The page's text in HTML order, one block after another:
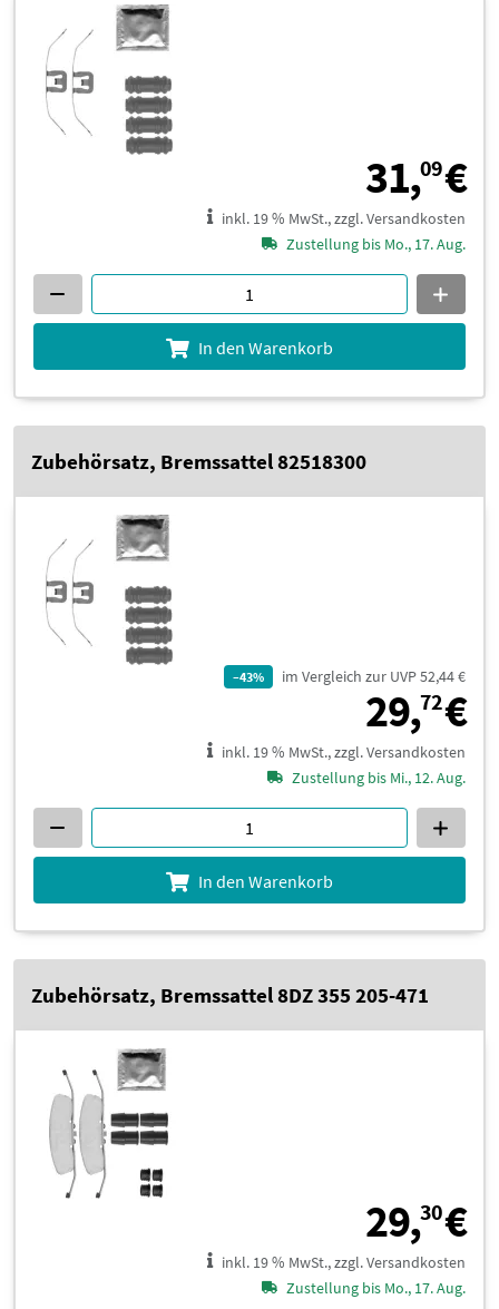
31,09€
inkl. 19 % MwSt., zzgl. Versandkosten
Zustellung bis Mo., 17. Aug.
In den Warenkorb
Zubehörsatz, Bremssattel 82518300
–43% im Vergleich zur UVP 52,44 €
29,72€
inkl. 19 % MwSt., zzgl. Versandkosten
Zustellung bis Mi., 12. Aug.
In den Warenkorb
Zubehörsatz, Bremssattel 8DZ 355 205-471
29,30€
inkl. 19 % MwSt., zzgl. Versandkosten
Zustellung bis Mo., 17. Aug.